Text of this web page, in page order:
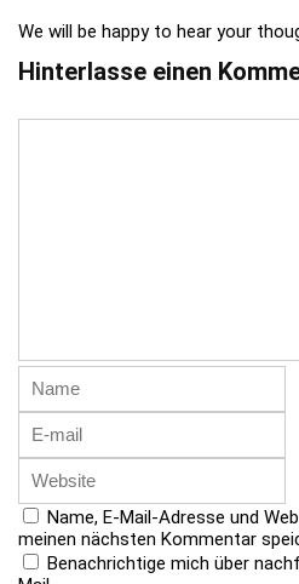
We will be happy to hear your
Hinterlasse einen
Name, E-Mail-Adresse und
meinen nächsten Kommentar
Benachrichtige mich über